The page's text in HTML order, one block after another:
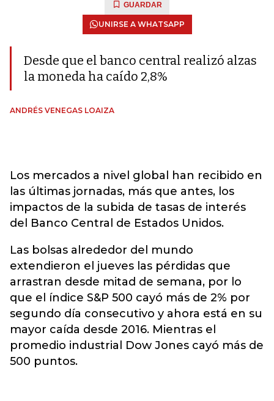
GUARDAR
UNIRSE A WHATSAPP
Desde que el banco central realizó alzas
la moneda ha caído 2,8%
ANDRÉS VENEGAS LOAIZA
Los mercados a nivel global han recibido en
las últimas jornadas, más que antes, los
impactos de la subida de tasas de interés
del Banco Central de Estados Unidos.
Las bolsas alrededor del mundo
extendieron el jueves las pérdidas que
arrastran desde mitad de semana, por lo
que el índice S&P 500 cayó más de 2% por
segundo día consecutivo y ahora está en su
mayor caída desde 2016. Mientras el
promedio industrial Dow Jones cayó más de
500 puntos.